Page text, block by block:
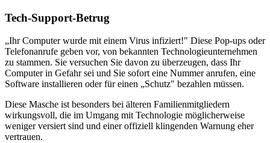
Tech-Support-Betrug
„Ihr Computer wurde mit einem Virus infiziert!" Diese Pop-ups oder
Telefonanrufe geben vor, von bekannten Technologieunternehmen
zu stammen. Sie versuchen Sie davon zu überzeugen, dass Ihr
Computer in Gefahr sei und Sie sofort eine Nummer anrufen, eine
Software installieren oder für einen „Schutz" bezahlen müssen.
Diese Masche ist besonders bei älteren Familienmitgliedern
wirkungsvoll, die im Umgang mit Technologie möglicherweise
weniger versiert sind und einer offiziell klingenden Warnung eher
vertrauen.